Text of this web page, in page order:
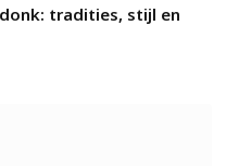
tradities, stijl en